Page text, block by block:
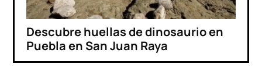
Descubre huellas de dinosaurio en
Puebla en San Juan Raya